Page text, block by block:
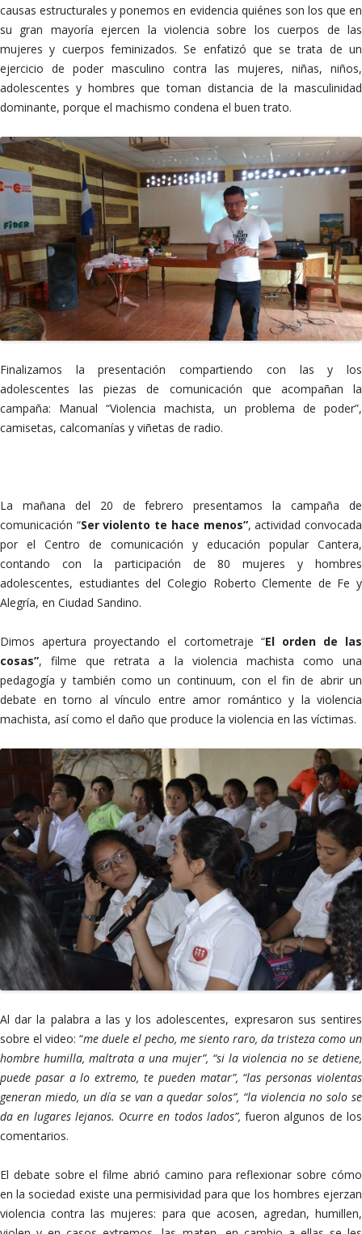
causas estructurales y ponemos en evidencia quiénes son los que en
su gran mayoría ejercen la violencia sobre los cuerpos de las
mujeres y cuerpos feminizados. Se enfatizó que se trata de un
ejercicio de poder masculino contra las mujeres, niñas, niños,
adolescentes y hombres que toman distancia de la masculinidad
dominante, porque el machismo condena el buen trato.
Finalizamos la presentación compartiendo con las y los
adolescentes las piezas de comunicación que acompañan la
campaña: Manual “Violencia machista, un problema de poder”,
camisetas, calcomanías y viñetas de radio.
La mañana del 20 de febrero presentamos la campaña de
comunicación “Ser violento te hace menos”, actividad convocada
por el Centro de comunicación y educación popular Cantera,
contando con la participación de 80 mujeres y hombres
adolescentes, estudiantes del Colegio Roberto Clemente de Fe y
Alegría, en Ciudad Sandino.
Dimos apertura proyectando el cortometraje “El orden de las
cosas”, filme que retrata a la violencia machista como una
pedagogía y también como un continuum, con el fin de abrir un
debate en torno al vínculo entre amor romántico y la violencia
machista, así como el daño que produce la violencia en las víctimas.
Al dar la palabra a las y los adolescentes, expresaron sus sentires
sobre el video: “me duele el pecho, me siento raro, da tristeza como un
hombre humilla, maltrata a una mujer”, “si la violencia no se detiene,
puede pasar a lo extremo, te pueden matar”, “las personas violentas
generan miedo, un día se van a quedar solos”, “la violencia no solo se
da en lugares lejanos. Ocurre en todos lados”,fueron algunos de los
comentarios.
El debate sobre el filme abrió camino para reflexionar sobre cómo
en la sociedad existe una permisividad para que los hombres ejerzan
violencia contra las mujeres: para que acosen, agredan, humillen,